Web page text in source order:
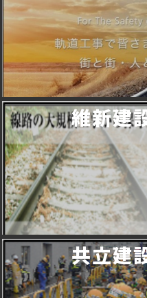
維新建
共立建